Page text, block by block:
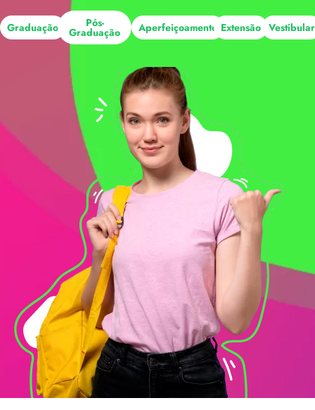
Graduação Pós-
Graduação Aperfeiçoamento Extensão Vestibular